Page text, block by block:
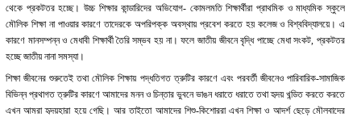
থেকে প্রকটতর হচ্ছে। উচ্চ শিক্ষার কান্ডারিদের অভিযোগ- কোমলমতি শিক্ষার্থীরা প্রাথমিক ও মাধ্যমিক স্কুলে
মৌলিক শিক্ষা না পাওয়ার কারণে তাদেরকে অপরিপক্ক অবস্থায় প্রবেশ করতে হয় কলেজ ও বিশ্ববিদ্যালয়ে। এ
কারণে মানসম্পন্ন ও মেধাবী শিক্ষার্থী তৈরি সম্ভব হয় না। ফলে জাতীয় জীবনে বৃদ্ধি পাচ্ছে মেধা সংকট, প্রকটতর
হচ্ছে জাতীয় নানা সমস্যা।
শিক্ষা জীবনের শুরুতেই তথা মৌলিক শিক্ষায় পদ্ধতিগত ত্রুটির কারণে এবং পরবর্তী জীবনেও পারিবারিক-সামাজিক
বিভিন্ন প্রথাগত ত্রুটির কারণে আমাদের মনন ও চিন্তার ভুবনে ভাঙন ধরাতে ধরাতে তথা হৃদয় খন্ডিত করতে করতে
এখন আমরা হৃদয়হারা হয়ে গেছি। আর তাইতো আমাদের শিশু-কিশোররা এখন শিক্ষা ও আদর্শ ছেড়ে মৌলবাদের